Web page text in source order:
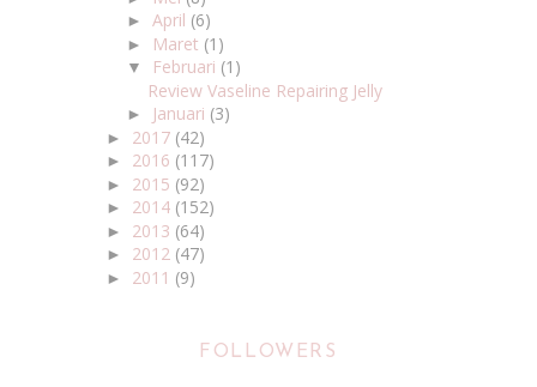
►April (6)
► Maret (1)
▼ Februari (1)
Review Vaseline Repairing Jelly
► Januari (3)
► 2017 (42)
► 2016 (117)
► 2015 (92)
► 2014 (152)
► 2013 (64)
► 2012 (47)
► 2011 (9)
FOLLOWERS